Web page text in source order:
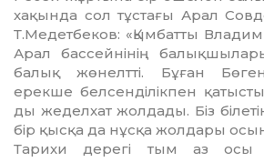
ха­қында сол тұстағы Арал
Т.Медетбеков: «Қым­батты
Арал бассейнінің
балық жөнелтті. Бұған
ерекше бел­сенділікпен
ды жеделхат жолдады. Біз
бір қысқа да нұсқа жолдары
Тарихи дерегі тым аз осы